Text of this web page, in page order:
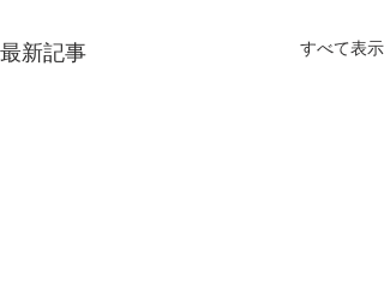
最新記事 すべて表示